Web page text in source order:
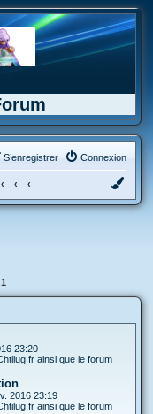
Connexion
S’enregistrer
1
23:20
ainsi que le forum
2016 23:19
ainsi que le forum